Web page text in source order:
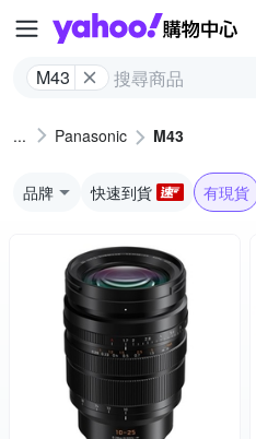
M43
Panasonic M43
品牌 快速到貨 有現貨